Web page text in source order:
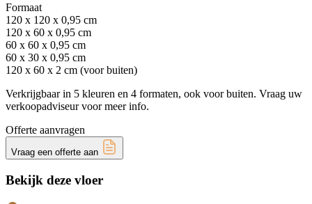
Formaat
120 x 120 x 0,95 cm
120 x 60 x 0,95 cm
60 x 60 x 0,95 cm
60 x 30 x 0,95 cm
120 x 60 x 2 cm (voor buiten)
Verkrijgbaar in 5 kleuren en 4 formaten, ook voor buiten. Vraag uw
verkoopadviseur voor meer info.
Offerte aanvragen
Vraag een offerte aan
Bekijk deze vloer